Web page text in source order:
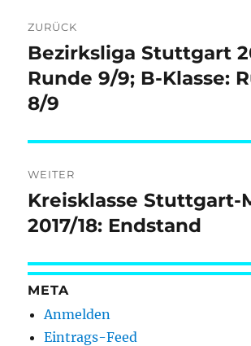
ZURÜCK
Vorheriger
Beitrag:
Bezirksliga Stuttgart
Runde 9/9; B-Klasse:
8/9
WEITER
Nächster
Beitrag:
Kreisklasse Stuttgart-
2017/18: Endstand
META
Anmelden
Eintrags-Feed